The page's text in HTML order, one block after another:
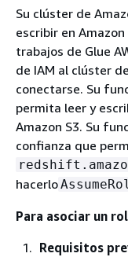
Su clúster de
escribir en
trabajos de Glue
de IAM al clúster
conectarse. Su
permita leer y
Amazon S3. Su
confianza que
hacerlo
Para asociar un
Requisitos